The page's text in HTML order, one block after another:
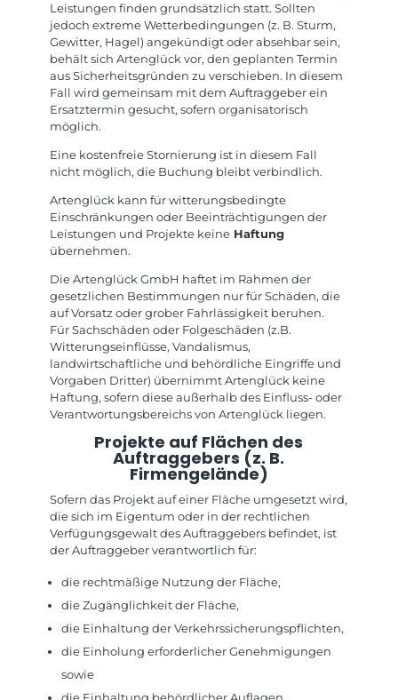
Leistungen finden grundsätzlich statt. Sollten
jedoch extreme Wetterbedingungen (z. B. Sturm,
Gewitter, Hagel) angekündigt oder absehbar sein,
behält sich Artenglück vor, den geplanten Termin
aus Sicherheitsgründen zu verschieben. In diesem
Fall wird gemeinsam mit dem Auftraggeber ein
Ersatztermin gesucht, sofern organisatorisch
möglich.
Eine kostenfreie Stornierung ist in diesem Fall
nicht möglich, die Buchung bleibt verbindlich.
Artenglück kann für witterungsbedingte
Einschränkungen oder Beeinträchtigungen der
Leistungen und Projekte keineHaftung
übernehmen.
Die Artenglück GmbH haftet im Rahmen der
gesetzlichen Bestimmungen nur für Schäden, die
auf Vorsatz oder grober Fahrlässigkeit beruhen.
Für Sachschäden oder Folgeschäden (z.B.
Witterungseinflüsse, Vandalismus,
landwirtschaftliche und behördliche Eingriffe und
Vorgaben Dritter) übernimmt Artenglück keine
Haftung, sofern diese außerhalb des Einfluss- oder
Verantwortungsbereichs von Artenglück liegen.
Projekte auf Flächen des
Auftraggebers (z. B.
Firmengelände)
Sofern das Projekt auf einer Fläche umgesetzt wird,
die sich im Eigentum oder in der rechtlichen
Verfügungsgewalt des Auftraggebers befindet, ist
der Auftraggeber verantwortlich für:
die rechtmäßige Nutzung der Fläche,
die Zugänglichkeit der Fläche,
die Einhaltung der Verkehrssicherungspflichten,
die Einholung erforderlicher Genehmigungen
sowie